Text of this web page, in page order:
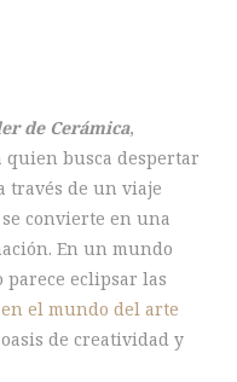
de Cerámica,
quien busca despertar
través de un viaje
convierte en una
En un mundo
eclipsar las
el mundo del arte
de creatividad y